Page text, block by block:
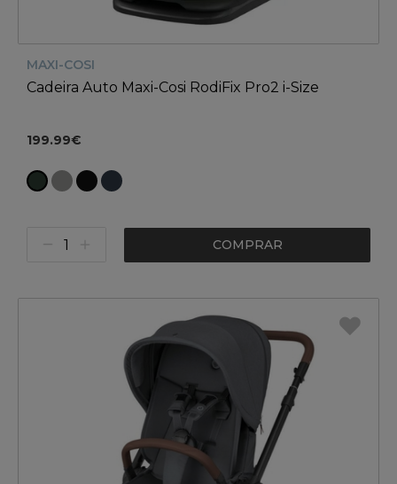
MAXI-COSI
Cadeira Auto Maxi-Cosi RodiFix Pro2 i-Size
199.99€
COMPRAR